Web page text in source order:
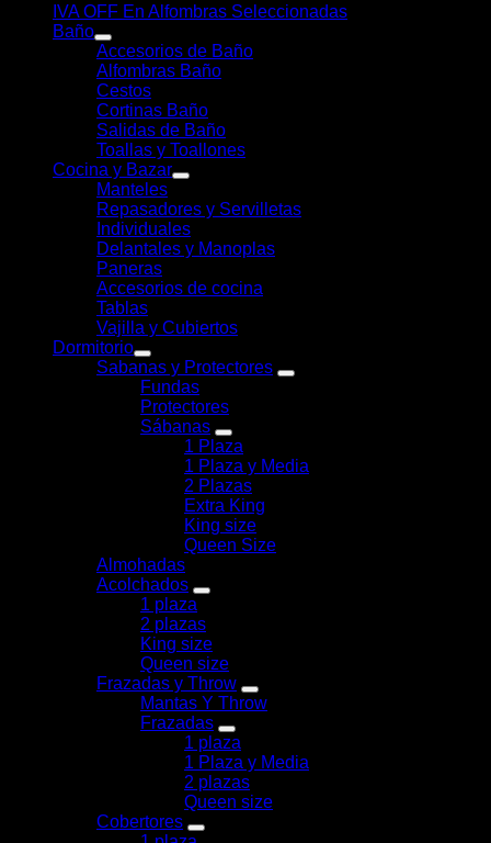
Dormitorio
Sabanas y Protectores
Fundas
Protectores
Sábanas
1 Plaza
1 Plaza y Media
2 Plazas
Extra King
King size
Queen Size
Almohadas
Acolchados
1 plaza
2 plazas
King size
Queen size
Frazadas y Throw
Mantas Y Throw
Frazadas
1 plaza
1 Plaza y Media
2 plazas
Queen size
Cobertores
IVA OFF En Alfombras Seleccionadas
Baño
Accesorios de Baño
Alfombras Baño
Cestos
Cortinas Baño
Salidas de Baño
Toallas y Toallones
Cocina y Bazar
Manteles
Repasadores y Servilletas
Individuales
Delantales y Manoplas
Paneras
Accesorios de cocina
Tablas
Vajilla y Cubiertos